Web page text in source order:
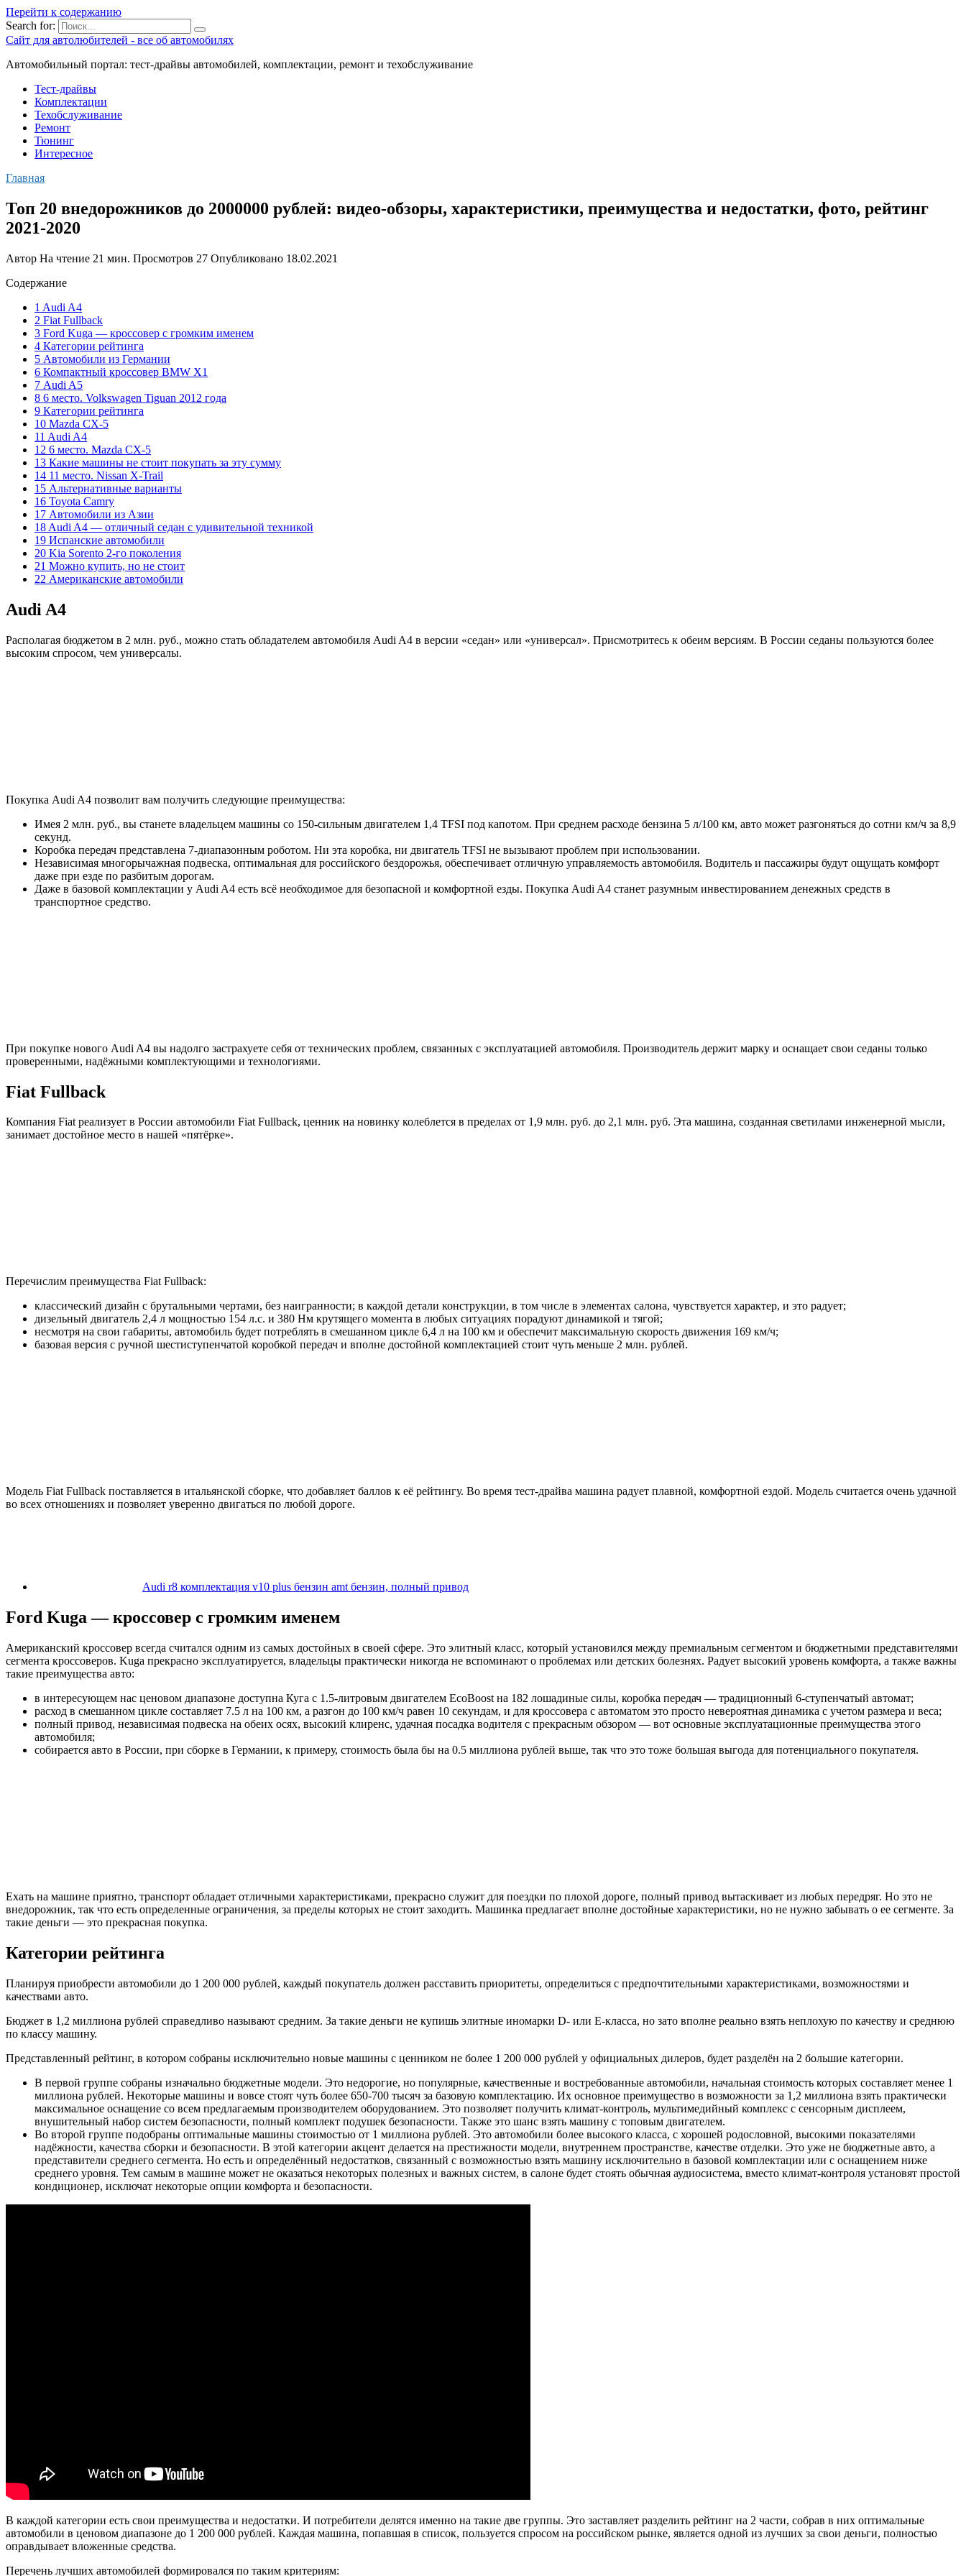
Перейти к содержанию
Search for:
Сайт для автолюбителей - все об автомобилях
Автомобильный портал: тест-драйвы автомобилей, комплектации, ремонт и техобслуживание
Тест-драйвы
Комплектации
Техобслуживание
Ремонт
Тюнинг
Интересное
Главная
Топ 20 внедорожников до 2000000 рублей: видео-обзоры, характеристики, преимущества и недостатки, фото, рейтинг
2021-2020
Автор На чтение 21 мин. Просмотров 27 Опубликовано 18.02.2021
Содержание
1 Audi A4
2 Fiat Fullback
3 Ford Kuga — кроссовер с громким именем
4 Категории рейтинга
5 Автомобили из Германии
6 Компактный кроссовер BMW X1
7 Аudi A5
8 6 место. Volkswagen Tiguan 2012 года
9 Категории рейтинга
10 Mazda CX-5
11 Audi A4
12 6 место. Mazda CX-5
13 Какие машины не стоит покупать за эту сумму
14 11 место. Nissan X-Trail
15 Альтернативные варианты
16 Toyota Camry
17 Автомобили из Азии
18 Audi A4 — отличный седан с удивительной техникой
19 Испанские автомобили
20 Kia Sorento 2-го поколения
21 Можно купить, но не стоит
22 Американские автомобили
Audi A4
Располагая бюджетом в 2 млн. руб., можно стать обладателем автомобиля Audi A4 в версии «седан» или «универсал». Присмотритесь к обеим версиям. В России седаны пользуются более
высоким спросом, чем универсалы.
Покупка Audi A4 позволит вам получить следующие преимущества:
Имея 2 млн. руб., вы станете владельцем машины со 150-сильным двигателем 1,4 TFSI под капотом. При среднем расходе бензина 5 л/100 км, авто может разгоняться до сотни км/ч за 8,9
секунд.
Коробка передач представлена 7-диапазонным роботом. Ни эта коробка, ни двигатель TFSI не вызывают проблем при использовании.
Независимая многорычажная подвеска, оптимальная для российского бездорожья, обеспечивает отличную управляемость автомобиля. Водитель и пассажиры будут ощущать комфорт
даже при езде по разбитым дорогам.
Даже в базовой комплектации у Audi A4 есть всё необходимое для безопасной и комфортной езды. Покупка Audi A4 станет разумным инвестированием денежных средств в
транспортное средство.
При покупке нового Audi A4 вы надолго застрахуете себя от технических проблем, связанных с эксплуатацией автомобиля. Производитель держит марку и оснащает свои седаны только
проверенными, надёжными комплектующими и технологиями.
Fiat Fullback
Компания Fiat реализует в России автомобили Fiat Fullback, ценник на новинку колеблется в пределах от 1,9 млн. руб. до 2,1 млн. руб. Эта машина, созданная светилами инженерной мысли,
занимает достойное место в нашей «пятёрке».
Перечислим преимущества Fiat Fullback:
классический дизайн с брутальными чертами, без наигранности; в каждой детали конструкции, в том числе в элементах салона, чувствуется характер, и это радует;
дизельный двигатель 2,4 л мощностью 154 л.с. и 380 Hм крутящего момента в любых ситуациях порадуют динамикой и тягой;
несмотря на свои габариты, автомобиль будет потреблять в смешанном цикле 6,4 л на 100 км и обеспечит максимальную скорость движения 169 км/ч;
базовая версия с ручной шестиступенчатой коробкой передач и вполне достойной комплектацией стоит чуть меньше 2 млн. рублей.
Модель Fiat Fullback поставляется в итальянской сборке, что добавляет баллов к её рейтингу. Во время тест-драйва машина радует плавной, комфортной ездой. Модель считается очень удачной
во всех отношениях и позволяет уверенно двигаться по любой дороге.
Audi r8 комплектация v10 plus бензин amt бензин, полный привод
Ford Kuga — кроссовер с громким именем
Американский кроссовер всегда считался одним из самых достойных в своей сфере. Это элитный класс, который установился между премиальным сегментом и бюджетными представителями
сегмента кроссоверов. Kuga прекрасно эксплуатируется, владельцы практически никогда не вспоминают о проблемах или детских болезнях. Радует высокий уровень комфорта, а также важны
такие преимущества авто:
в интересующем нас ценовом диапазоне доступна Куга с 1.5-литровым двигателем EcoBoost на 182 лошадиные силы, коробка передач — традиционный 6-ступенчатый автомат;
расход в смешанном цикле составляет 7.5 л на 100 км, а разгон до 100 км/ч равен 10 секундам, и для кроссовера с автоматом это просто невероятная динамика с учетом размера и веса;
полный привод, независимая подвеска на обеих осях, высокий клиренс, удачная посадка водителя с прекрасным обзором — вот основные эксплуатационные преимущества этого
автомобиля;
собирается авто в России, при сборке в Германии, к примеру, стоимость была бы на 0.5 миллиона рублей выше, так что это тоже большая выгода для потенциального покупателя.
Ехать на машине приятно, транспорт обладает отличными характеристиками, прекрасно служит для поездки по плохой дороге, полный привод вытаскивает из любых передряг. Но это не
внедорожник, так что есть определенные ограничения, за пределы которых не стоит заходить. Машинка предлагает вполне достойные характеристики, но не нужно забывать о ее сегменте. За
такие деньги — это прекрасная покупка.
Категории рейтинга
Планируя приобрести автомобили до 1 200 000 рублей, каждый покупатель должен расставить приоритеты, определиться с предпочтительными характеристиками, возможностями и
качествами авто.
Бюджет в 1,2 миллиона рублей справедливо называют средним. За такие деньги не купишь элитные иномарки D- или E-класса, но зато вполне реально взять неплохую по качеству и среднюю
по классу машину.
Представленный рейтинг, в котором собраны исключительно новые машины с ценником не более 1 200 000 рублей у официальных дилеров, будет разделён на 2 большие категории.
В первой группе собраны изначально бюджетные модели. Это недорогие, но популярные, качественные и востребованные автомобили, начальная стоимость которых составляет менее 1
миллиона рублей. Некоторые машины и вовсе стоят чуть более 650-700 тысяч за базовую комплектацию. Их основное преимущество в возможности за 1,2 миллиона взять практически
максимальное оснащение со всем предлагаемым производителем оборудованием. Это позволяет получить климат-контроль, мультимедийный комплекс с сенсорным дисплеем,
внушительный набор систем безопасности, полный комплект подушек безопасности. Также это шанс взять машину с топовым двигателем.
Во второй группе подобраны оптимальные машины стоимостью от 1 миллиона рублей. Это автомобили более высокого класса, с хорошей родословной, высокими показателями
надёжности, качества сборки и безопасности. В этой категории акцент делается на престижности модели, внутреннем пространстве, качестве отделки. Это уже не бюджетные авто, а
представители среднего сегмента. Но есть и определённый недостатков, связанный с возможностью взять машину исключительно в базовой комплектации или с оснащением ниже
среднего уровня. Тем самым в машине может не оказаться некоторых полезных и важных систем, в салоне будет стоять обычная аудиосистема, вместо климат-контроля установят простой
кондиционер, исключат некоторые опции комфорта и безопасности.
В каждой категории есть свои преимущества и недостатки. И потребители делятся именно на такие две группы. Это заставляет разделить рейтинг на 2 части, собрав в них оптимальные
автомобили в ценовом диапазоне до 1 200 000 рублей. Каждая машина, попавшая в список, пользуется спросом на российском рынке, является одной из лучших за свои деньги, полностью
оправдывает вложенные средства.
Перечень лучших автомобилей формировался по таким критериям: